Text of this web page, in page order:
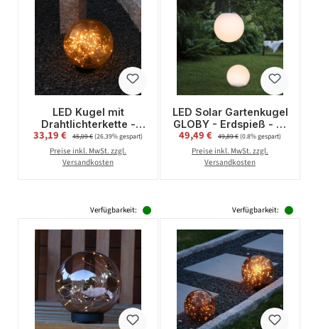
LED Kugel mit
Drahtlichterkette -
stehend - 80
bernsteinfarbene LED
- D: 20cm - f. Außen -
Verkaufspreis:
33,19 € Regulärer Preis:
45,09 €(26.39% gespart)
Preise inkl. MwSt. zzgl.
Versandkosten
LED Solar Gartenkugel
GLOBY - Erdspieß - H:
23cm, D: 25cm - 2
warmweiße LED -
Dämmerungssensor
Verkaufspreis:
49,49 € Regulärer Preis:
49,89 €(0.8% gespart)
Preise inkl. MwSt. zzgl.
Versandkosten
Verfügbarkeit: Verfügbarkeit: